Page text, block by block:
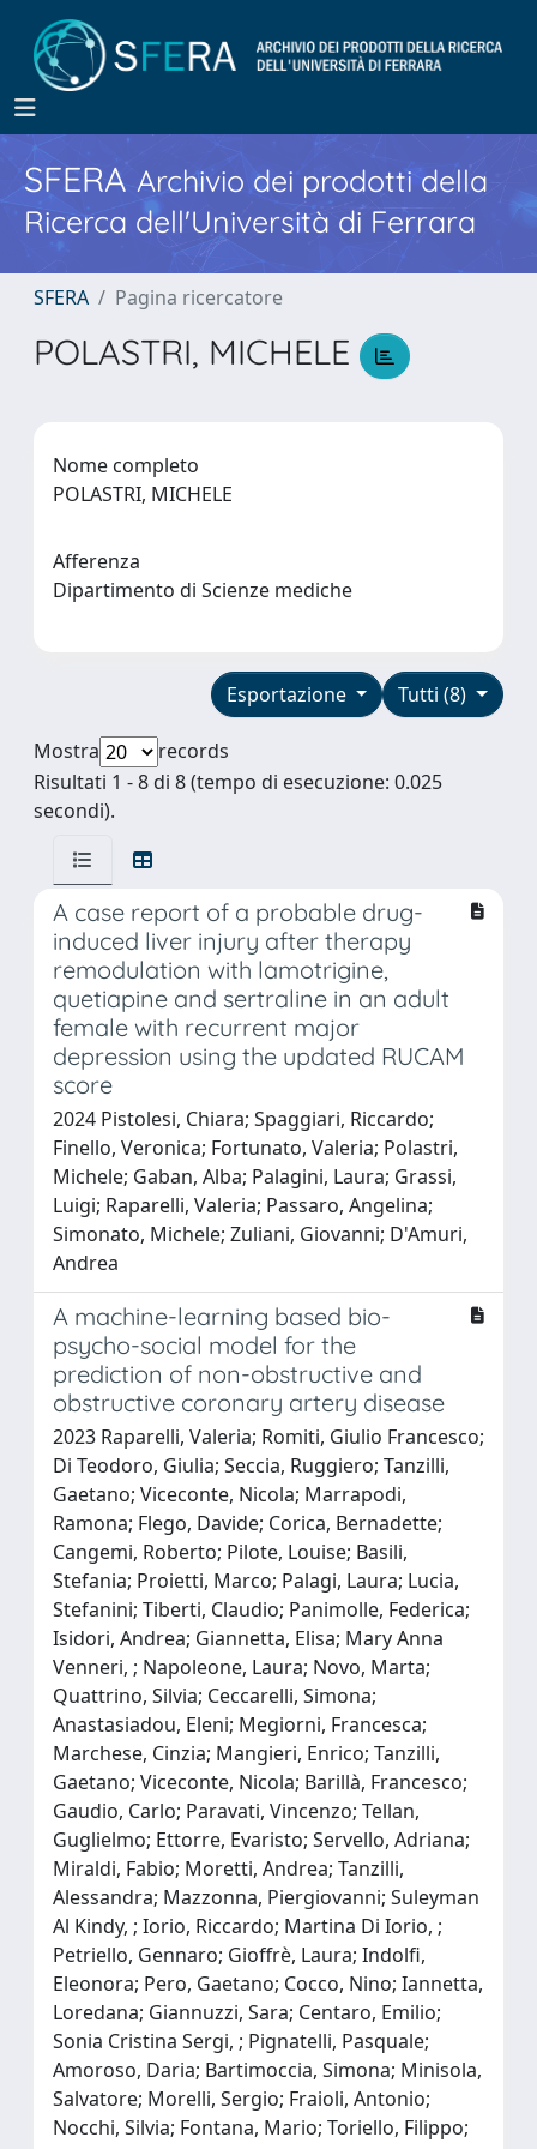
SFERA Archivio dei prodotti della
Ricerca dell'Università di Ferrara
SFERA Pagina ricercatore
POLASTRI, MICHELE
Nome completo
POLASTRI, MICHELE
Afferenza
Dipartimento di Scienze mediche
Tutti (8)
Esportazione
Mostra
records
Risultati 1 - 8 di 8 (tempo di esecuzione: 0.025
secondi).
A case report of a probable drug-
induced liver injury after therapy
remodulation with lamotrigine,
quetiapine and sertraline in an adult
female with recurrent major
depression using the updated RUCAM
score
2024 Pistolesi, Chiara; Spaggiari, Riccardo;
Finello, Veronica; Fortunato, Valeria; Polastri,
Michele; Gaban, Alba; Palagini, Laura; Grassi,
Luigi; Raparelli, Valeria; Passaro, Angelina;
Simonato, Michele; Zuliani, Giovanni; D'Amuri,
Andrea
A machine-learning based bio-
psycho-social model for the
prediction of non-obstructive and
obstructive coronary artery disease
2023 Raparelli, Valeria; Romiti, Giulio Francesco;
Di Teodoro, Giulia; Seccia, Ruggiero; Tanzilli,
Gaetano; Viceconte, Nicola; Marrapodi,
Ramona; Flego, Davide; Corica, Bernadette;
Cangemi, Roberto; Pilote, Louise; Basili,
Stefania; Proietti, Marco; Palagi, Laura; Lucia,
Stefanini; Tiberti, Claudio; Panimolle, Federica;
Isidori, Andrea; Giannetta, Elisa; Mary Anna
Venneri, ; Napoleone, Laura; Novo, Marta;
Quattrino, Silvia; Ceccarelli, Simona;
Anastasiadou, Eleni; Megiorni, Francesca;
Marchese, Cinzia; Mangieri, Enrico; Tanzilli,
Gaetano; Viceconte, Nicola; Barillà, Francesco;
Gaudio, Carlo; Paravati, Vincenzo; Tellan,
Guglielmo; Ettorre, Evaristo; Servello, Adriana;
Miraldi, Fabio; Moretti, Andrea; Tanzilli,
Alessandra; Mazzonna, Piergiovanni; Suleyman
Al Kindy, ; Iorio, Riccardo; Martina Di Iorio, ;
Petriello, Gennaro; Gioffrè, Laura; Indolfi,
Eleonora; Pero, Gaetano; Cocco, Nino; Iannetta,
Loredana; Giannuzzi, Sara; Centaro, Emilio;
Sonia Cristina Sergi, ; Pignatelli, Pasquale;
Amoroso, Daria; Bartimoccia, Simona; Minisola,
Salvatore; Morelli, Sergio; Fraioli, Antonio;
Nocchi, Silvia; Fontana, Mario; Toriello, Filippo;